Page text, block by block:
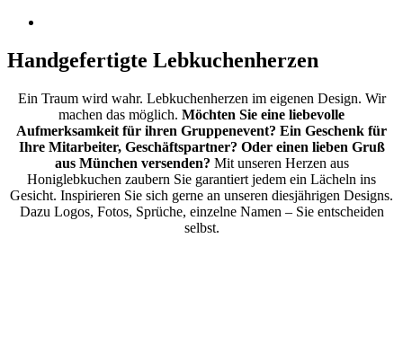
Handgefertigte Lebkuchenherzen
Ein Traum wird wahr. Lebkuchenherzen im eigenen Design. Wir
machen das möglich. Möchten Sie eine liebevolle
Aufmerksamkeit für ihren Gruppenevent? Ein Geschenk für
Ihre Mitarbeiter, Geschäftspartner? Oder einen lieben Gruß
aus München versenden? Mit unseren Herzen aus
Honiglebkuchen zaubern Sie garantiert jedem ein Lächeln ins
Gesicht. Inspirieren Sie sich gerne an unseren diesjährigen Designs.
Dazu Logos, Fotos, Sprüche, einzelne Namen – Sie entscheiden
selbst.